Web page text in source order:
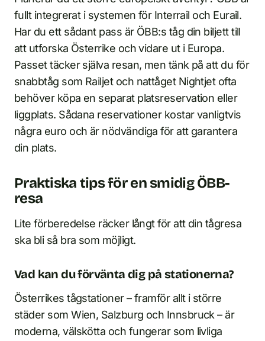
fullt integrerat i systemen för Interrail och Eurail.
Har du ett sådant pass är ÖBB:s tåg din biljett till
att utforska Österrike och vidare ut i Europa.
Passet täcker själva resan, men tänk på att du för
snabbtåg som Railjet och nattåget Nightjet ofta
behöver köpa en separat platsreservation eller
liggplats. Sådana reservationer kostar vanligtvis
några euro och är nödvändiga för att garantera
din plats.
Praktiska tips för en smidig ÖBB-
resa
Lite förberedelse räcker långt för att din tågresa
ska bli så bra som möjligt.
Vad kan du förvänta dig på stationerna?
Österrikes tågstationer – framför allt i större
städer som Wien, Salzburg och Innsbruck – är
moderna, välskötta och fungerar som livliga